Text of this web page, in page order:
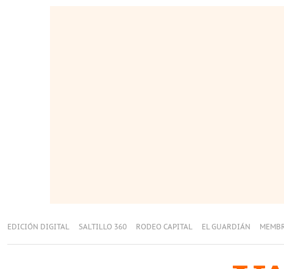
EDICIÓN DIGITAL SALTILLO 360 RODEO CAPITAL EL GUARDIÁN